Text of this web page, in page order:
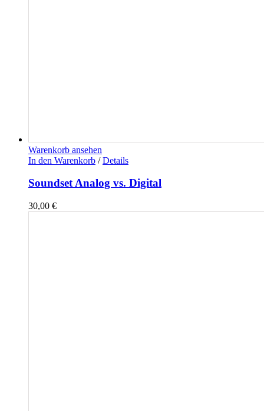
Warenkorb ansehen
In den Warenkorb / Details
Soundset Analog vs. Digital
30,00 €